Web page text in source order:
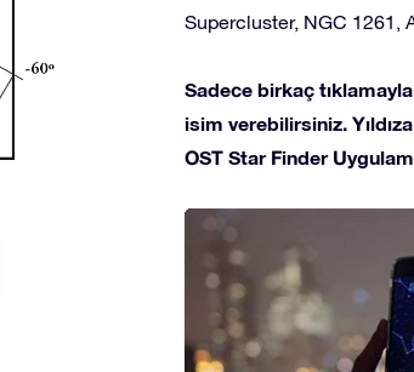
Supercluster, NGC 1261,
Sadece birkaç tıklamayla
isim verebilirsiniz.
OST Star Finder